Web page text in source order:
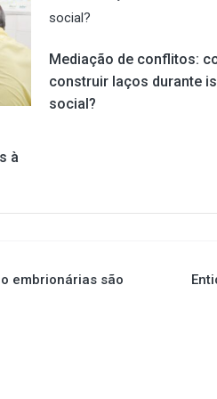
à
Mediação de conflitos:
construir laços durante
social?
embrionárias são